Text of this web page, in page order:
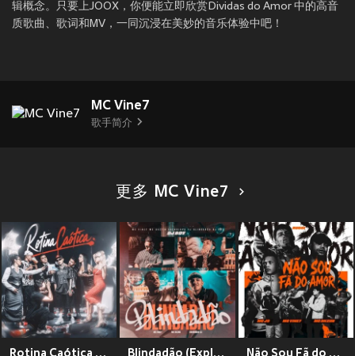
辑概念。只要上JOOX，你便能立即欣赏Dividas do Amor 中的高音
质歌曲、歌词和MV，一同沉浸在美妙的音乐体验中吧！
MC Vine7
歌手简介
更多 MC Vine7
Rotina Caótica (Explicit) Blindadão (Explicit) Não Sou Fã do Amor (Explicit)